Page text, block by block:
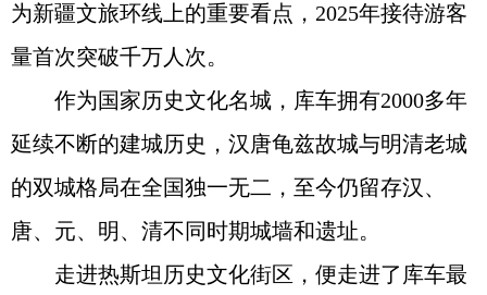
为新疆文旅环线上的重要看点，2025年接待游客
量首次突破千万人次。
作为国家历史文化名城，库车拥有2000多年
延续不断的建城历史，汉唐龟兹故城与明清老城
的双城格局在全国独一无二，至今仍留存汉、
唐、元、明、清不同时期城墙和遗址。
走进热斯坦历史文化街区，便走进了库车最